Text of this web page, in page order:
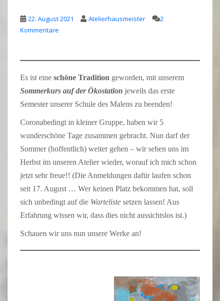
22. August 2021 Atelierhausmeister
2
Kommentare
Es ist eine schöne Tradition geworden, mit unserem
Sommerkurs auf der Ökostation jeweils das erste
Semester unserer Schule des Malens zu beenden!
Coronabedingt in kleiner Gruppe, haben wir 5
wunderschöne Tage zusammen gebracht. Nun darf der
Sommer (hoffentlich) weiter gehen – wir sehen uns im
Herbst im unseren Atelier wieder, worauf ich mich schon
jetzt sehr freue!! (Die Anmeldungen dafür laufen schon
seit 17. August … Wer keinen Platz bekommen hat, soll
sich unbedingt auf die Warteliste setzen lassen! Aus
Erfahrung wissen wir, dass dies nicht aussichtslos ist.)
Schauen wir uns nun unsere Werke an!